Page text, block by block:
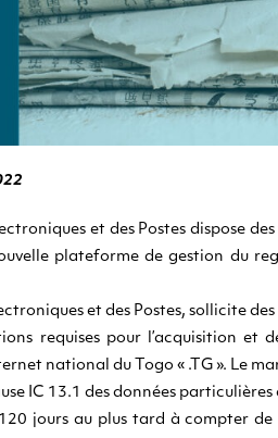
et des Postes dispose
plateforme de gestion du
et des Postes, sollicite
requises pour l’acquisition et
national du Togo « .TG ». Le
IC 13.1 des données particulières
jours au plus tard à compter